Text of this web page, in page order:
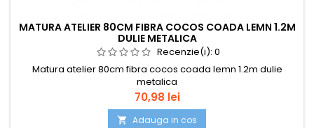
MATURA ATELIER 80CM FIBRA COCOS COADA LEMN 1.2M
DULIE METALICA
Recenzie(i): 0
Matura atelier 80cm fibra cocos coada lemn 1.2m dulie
metalica
Pret
70,98 lei
 Adauga in cos